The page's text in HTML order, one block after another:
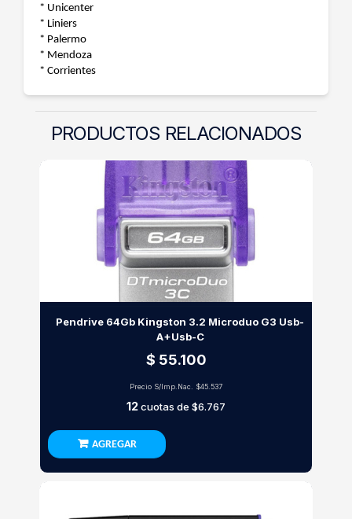
* Unicenter
* Liniers
* Palermo
* Mendoza
* Corrientes
PRODUCTOS RELACIONADOS
Pendrive 64Gb Kingston 3.2 Microduo G3 Usb-
A+Usb-C
$ 55.100
Precio S/Imp.Nac. $45.537
12cuotas de $6.767
AGREGAR